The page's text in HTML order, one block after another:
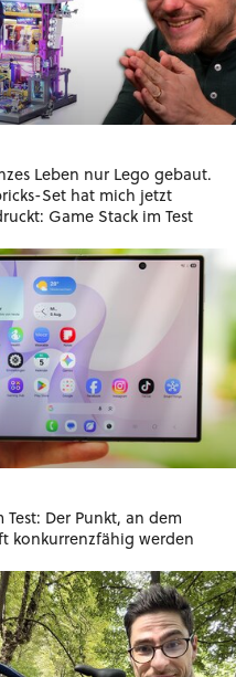
Leben nur Lego gebaut.
Set hat mich jetzt
Game Stack im Test
Test: Der Punkt, an dem
konkurrenzfähig werden